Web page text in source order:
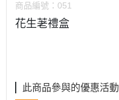
商品編號： 051
花生荖禮盒
此商品參與的優惠活動